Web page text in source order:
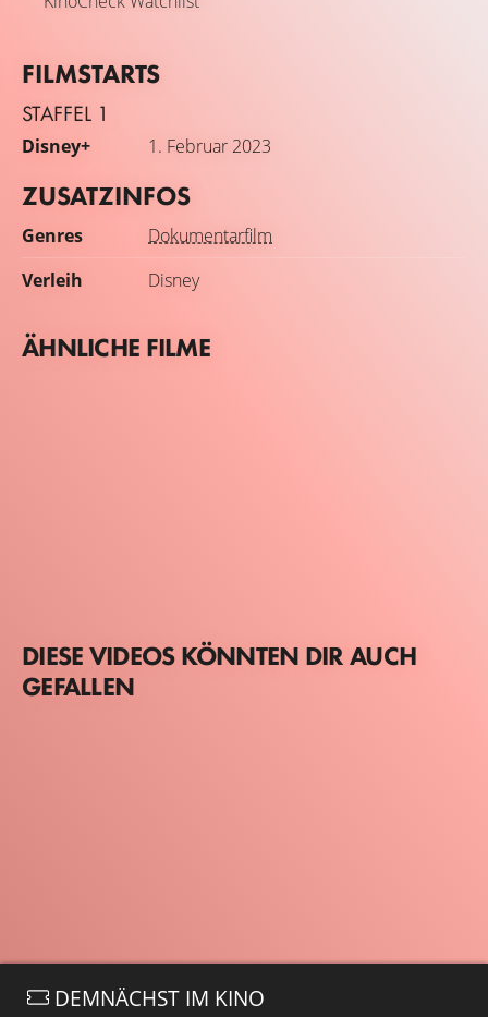
FILMSTARTS
STAFFEL 1
Disney+ 1. Februar 2023
ZUSATZINFOS
Genres
Dokumentarfilm
Verleih
Disney
ÄHNLICHE FILME
DIESE VIDEOS KÖNNTEN DIR AUCH
GEFALLEN
DEMNÄCHST IM KINO